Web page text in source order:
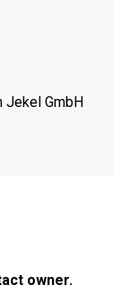
Jekel GmbH
owner.